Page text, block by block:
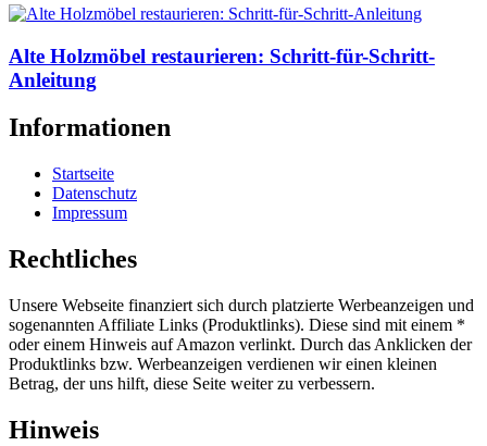
Alte Holzmöbel restaurieren: Schritt-für-Schritt-
Anleitung
Informationen
Startseite
Datenschutz
Impressum
Rechtliches
Unsere Webseite finanziert sich durch platzierte Werbeanzeigen und
sogenannten Affiliate Links (Produktlinks). Diese sind mit einem *
oder einem Hinweis auf Amazon verlinkt. Durch das Anklicken der
Produktlinks bzw. Werbeanzeigen verdienen wir einen kleinen
Betrag, der uns hilft, diese Seite weiter zu verbessern.
Hinweis